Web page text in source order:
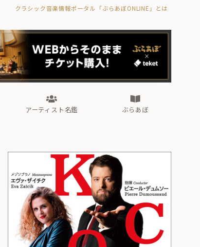
クラシック音楽情報ポータル「ぶらあぼONLINE」とは
ぶらあぼブラス！
フォルテピアノ・オデッセイ
アーティスト名鑑 ぶらあぼ
ぶらあぼブラス！
フォルテピアノ・オデッセイ